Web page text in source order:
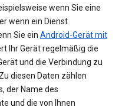
wenn Sie eine
wenn ein Dienst
Sie ein Android-Gerät mit
Ihr Gerät regelmäßig die
und die Verbindung zu
diesen Daten zählen
der Name des
und die von Ihnen